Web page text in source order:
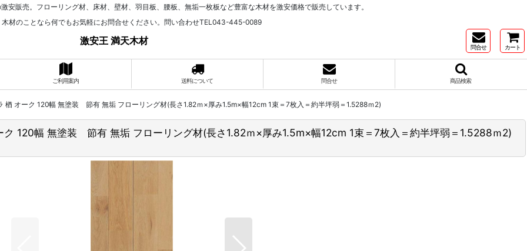
販売。フローリング材、床材、壁材、羽目板、腰板、無垢一枚板など豊富な木材を激安価格で販売しています。
木材のことなら何でもお気軽にお問合せください。問い合わせTEL043-445-0089
激安王 満天木材
問合せ カート
ご利用案内 送料について 問合せ 商品検索
オーク 120幅 無塗装 節有 無垢 フローリング材(長さ1.82ｍ×厚み1.5m×幅12cm 1束＝7枚入＝約半坪弱＝1.5288ｍ2)
120幅 無塗装 節有 無垢 フローリング材(長さ1.82ｍ×厚み1.5m×幅12cm 1束＝7枚入＝約半坪弱＝1.5288ｍ2)